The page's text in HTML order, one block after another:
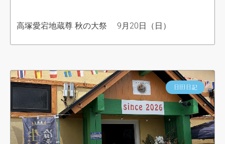
高塚愛宕地蔵尊 秋の大祭 9月20日（日）
日田日記